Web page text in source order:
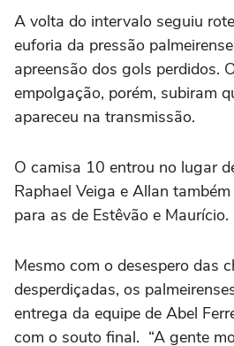
A volta do intervalo seguiu
euforia da pressão
apreensão dos gols perdidos.
empolgação, porém, subiram
apareceu na transmissão.
O camisa 10 entrou no lugar
Raphael Veiga e Allan
para as de Estêvão e Maurício.
Mesmo com o desespero das
desperdiçadas, os
entrega da equipe de Abel
com o souto final. “A gente